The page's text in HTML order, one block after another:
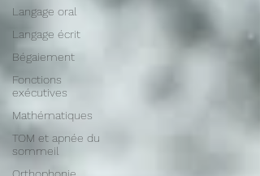
Langage oral
Langage écrit
Bégaiement
Fonctions
exécutives
Mathématiques
TOM et apnée du
sommeil